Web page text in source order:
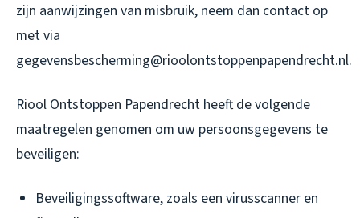
zijn aanwijzingen van misbruik, neem dan contact op
met via
gegevensbescherming@rioolontstoppenpapendrecht.nl.
Riool Ontstoppen Papendrecht heeft de volgende
maatregelen genomen om uw persoonsgegevens te
beveiligen:
Beveiligingssoftware, zoals een virusscanner en